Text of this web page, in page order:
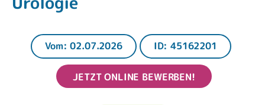
Vom: 02.07.2026 ID: 45162201
JETZT ONLINE BEWERBEN!